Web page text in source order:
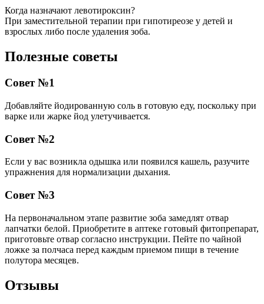
Когда назначают левотироксин?
При заместительной терапии при гипотиреозе у детей и
взрослых либо после удаления зоба.
Полезные советы
Совет №1
Добавляйте йодированную соль в готовую еду, поскольку при
варке или жарке йод улетучивается.
Совет №2
Если у вас возникла одышка или появился кашель, разучите
упражнения для нормализации дыхания.
Совет №3
На первоначальном этапе развитие зоба замедлят отвар
лапчатки белой. Приобретите в аптеке готовый фитопрепарат,
приготовьте отвар согласно инструкции. Пейте по чайной
ложке за полчаса перед каждым приемом пищи в течение
полутора месяцев.
Отзывы